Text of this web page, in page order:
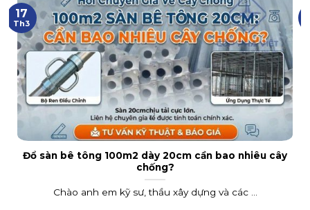
Đổ sàn bê tông 100m2 dày 20cm cần bao nhiêu cây
chống?
Chào anh em kỹ sư, thầu xây dựng và các ...
17
Th3